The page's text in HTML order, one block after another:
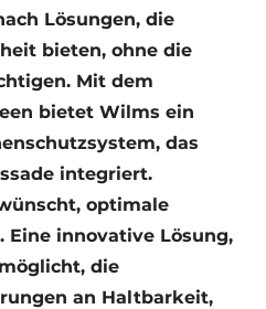
Lösungen, die
bieten, ohne die
Mit dem
bietet Wilms ein
das
integriert.
optimale
Eine innovative Lösung,
die
an Haltbarkeit,